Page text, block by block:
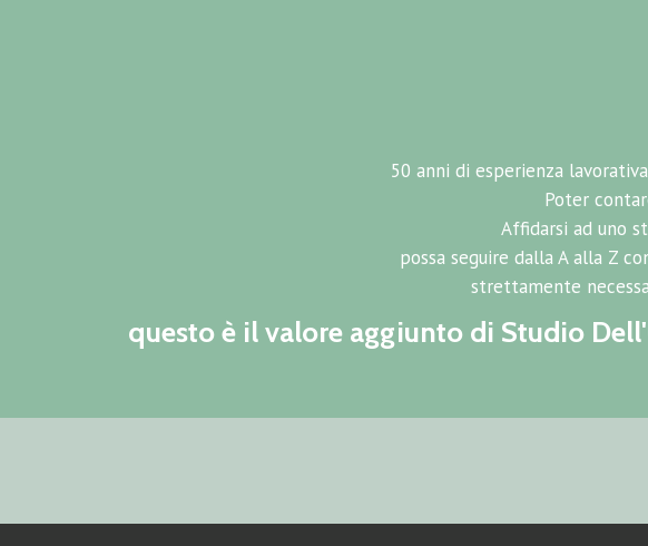
50 anni di esperienza
Poter
Affidarsi ad uno
possa seguire dalla A alla Z
strettamente
questo è il valore aggiunto di Studio